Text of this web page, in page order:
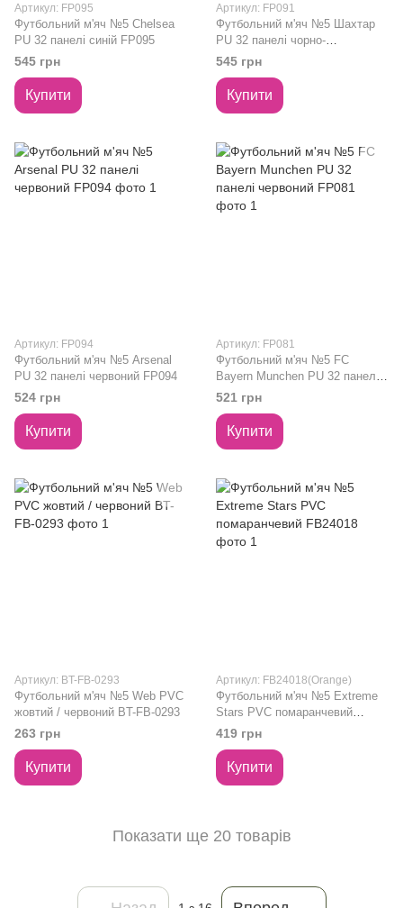
Артикул: FP095
Футбольний м'яч №5 Chelsea
PU 32 панелі синій FP095
545 грн
Купити
Артикул: FP091
Футбольний м'яч №5 Шахтар
PU 32 панелі чорно-
жовтогарячий FP091
545 грн
Купити
Артикул: FP094
Футбольний м'яч №5 Arsenal
PU 32 панелі червоний FP094
524 грн
Купити
Артикул: FP081
Футбольний м'яч №5 FC
Bayern Munchen PU 32 панелі
червоний FP081
521 грн
Купити
Артикул: BT-FB-0293
Футбольний м'яч №5 Web PVC
жовтий / червоний BT-FB-0293
263 грн
Купити
Артикул: FB24018(Orange)
Футбольний м'яч №5 Extreme
Stars PVC помаранчевий
FB24018
419 грн
Купити
Показати ще 20 товарів